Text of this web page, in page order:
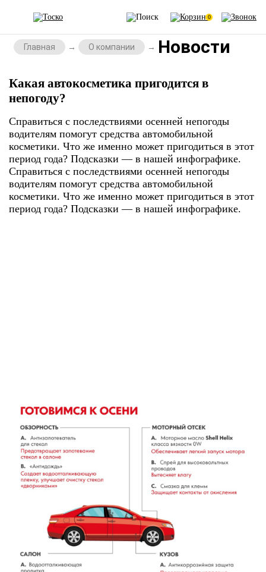
0
Главная О компании Новости
Какая автокосметика пригодится в
непогоду?
Справиться с последствиями осенней непогоды
водителям помогут средства автомобильной
косметики. Что же именно может пригодиться в этот
период года? Подсказки — в нашей инфографике.
Справиться с последствиями осенней непогоды
водителям помогут средства автомобильной
косметики. Что же именно может пригодиться в этот
период года? Подсказки — в нашей инфографике.